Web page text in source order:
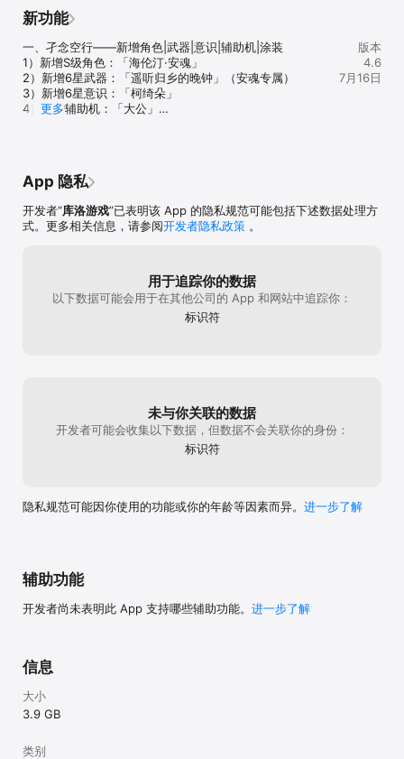
贯性。角色平衡逐渐被破坏而且以现有的队伍
结构以后出新角色只会不断的取代老角色如果
真变成这样那就很让人失望了。
烂的系统，你
以，但是当看
就差那么多怎
不得以要氪自
新功能
一、孑念空行——新增角色|武器|意识|辅助机|涂装
1）新增S级角色：「海伦汀·安魂」
2）新增6星武器：「遥听归乡的晚钟」（安魂专属）
3）新增6星意识：「柯绮朵」
4）新增辅助机：「大公」
「夏恋弦舞」适用武器类型：弦剑
6）涂装复刻
「矢志猎踪」适用角色：神威·不落日
8）战略评定手册-珀汐档案
解锁本期对应情报并达成相应条件可获得「泛用式·终 异色
涂装」（适用角色：海伦汀·安魂）
活动期间累计签到7天，即可领取包含基准角色研发券在内
5）拟战场域-材料关
8）雾夜镇魂曲新增内容
「七实·芒星之迹」已加入跃升系统，指挥官可在「七实·芒
四、汐海寄愿
与同行角色一起享受夏日海岛上的离岛祭典
五、拟像试炼
更多
版本
4.6
7月16日
App 隐私
开发者“库洛游戏”已表明该 App 的隐私规范可能包括下述数据处理方
式。更多相关信息，请参阅开发者隐私政策 。
用于追踪你的数据
以下数据可能会用于在其他公司的 App 和网站中追踪你：
标识符
未与你关联的数据
开发者可能会收集以下数据，但数据不会关联你的身份：
标识符
隐私规范可能因你使用的功能或你的年龄等因素而异。 进一步了解
辅助功能
开发者尚未表明此 App 支持哪些辅助功能。 进一步了解
信息
大小
3.9 GB
类别